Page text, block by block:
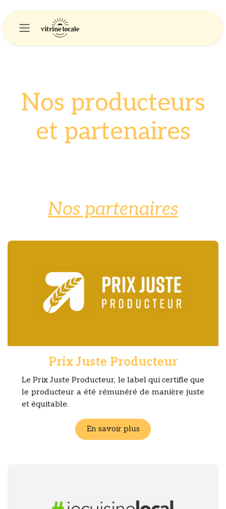
Nos producteurs
et partenaires
Nos partenaires
Prix Juste Producteur
Le Prix Juste Producteur, le label qui certifie que
le producteur a été rémunéré de manière juste
et équitable.
En savoir plus